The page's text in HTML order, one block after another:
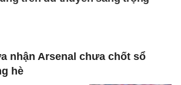
nhận Arsenal chưa chốt sổ
hè